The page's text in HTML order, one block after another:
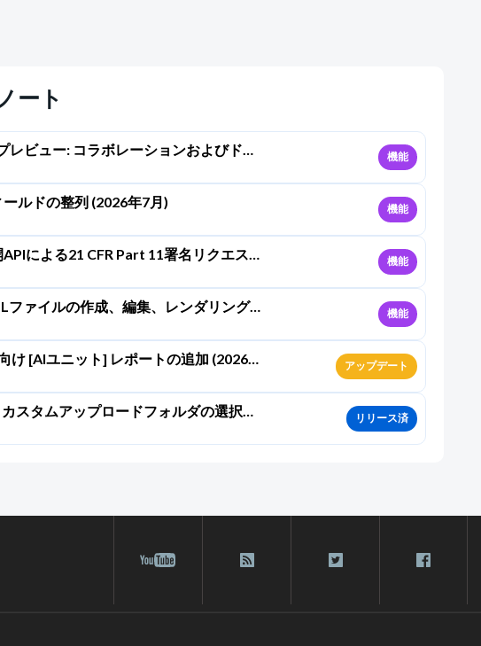
ート
レビュー: コラボレーションおよびドキ
ー機能の更新 (2026年7月)
機能
ルドの整列 (2026年7月) 機能
による21 CFR Part 11署名リクエスト
年6月)
機能
ファイルの作成、編集、レンダリング
機能
け [AIユニット] レポートの追加 (2026年
アップデート
スタムアップロードフォルダの選択
リリース済